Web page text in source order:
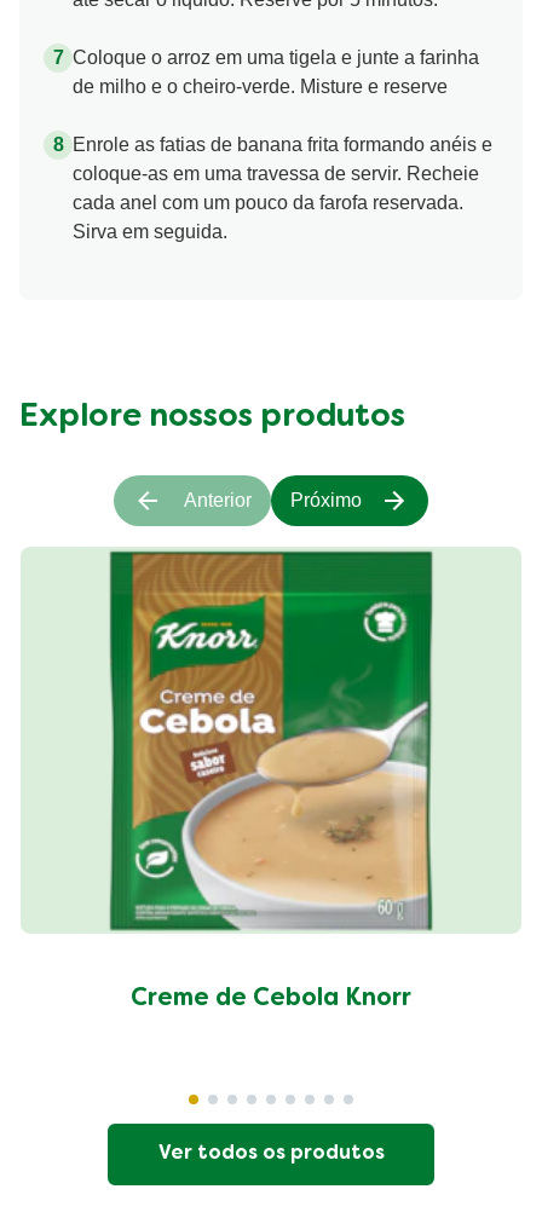
Coloque o arroz em uma tigela e junte a farinha
de milho e o cheiro-verde. Misture e reserve
Enrole as fatias de banana frita formando anéis e
coloque-as em uma travessa de servir. Recheie
cada anel com um pouco da farofa reservada.
Sirva em seguida.
Explore nossos produtos
Creme de Cebola Knorr
Anterior Próximo
Ver todos os produtos